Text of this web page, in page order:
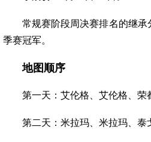
常规赛阶段周决赛排名的继承
季赛冠军。
地图顺序
第一天：艾伦格、艾伦格、
第二天：米拉玛、米拉玛、泰